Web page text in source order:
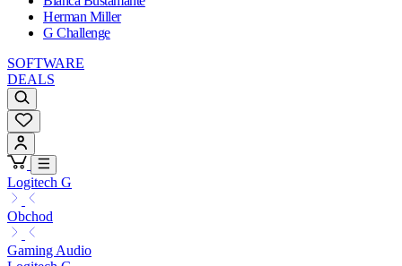
Herman Miller
G Challenge
SOFTWARE
DEALS
Logitech G
Obchod
Gaming Audio